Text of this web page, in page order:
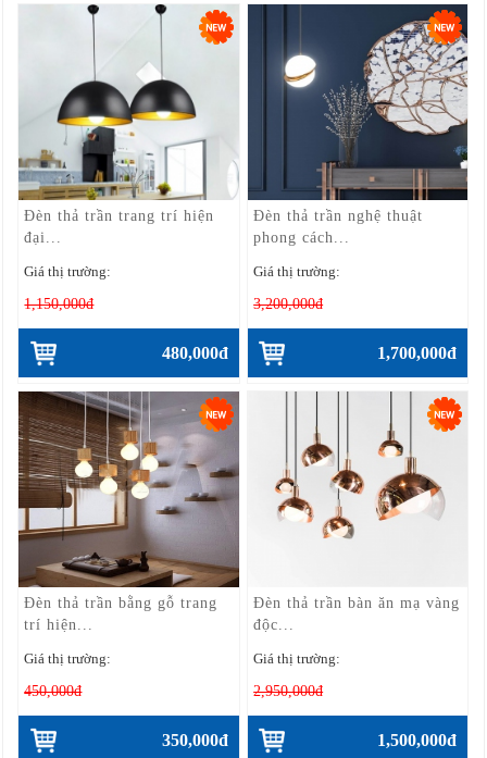
Đèn thả trần trang trí hiện
đại...
Giá thị trường:
1,150,000đ
480,000đ
Đèn thả trần nghệ thuật
phong cách...
Giá thị trường:
3,200,000đ
1,700,000đ
Đèn thả trần bằng gỗ trang
trí hiện...
Giá thị trường:
450,000đ
350,000đ
Đèn thả trần bàn ăn mạ vàng
độc...
Giá thị trường:
2,950,000đ
1,500,000đ